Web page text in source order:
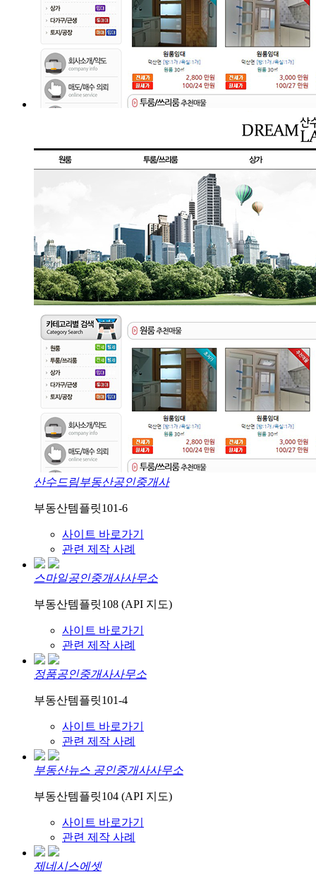
산수드림부동산공인중개사
부동산템플릿101-6
사이트 바로가기
관련 제작 사례
스마일공인중개사사무소
부동산템플릿108 (API 지도)
사이트 바로가기
관련 제작 사례
정품공인중개사사무소
부동산템플릿101-4
사이트 바로가기
관련 제작 사례
부동산뉴스 공인중개사사무소
부동산템플릿104 (API 지도)
사이트 바로가기
관련 제작 사례
제네시스에셋